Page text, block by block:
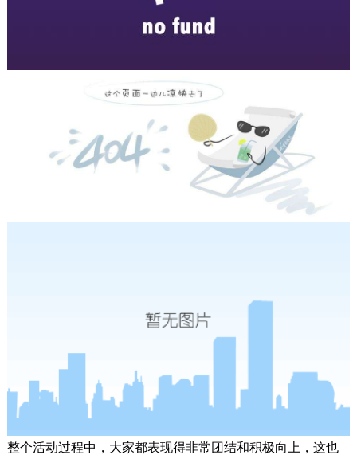
整个活动过程中，大家都表现得非常团结和积极向上，这也